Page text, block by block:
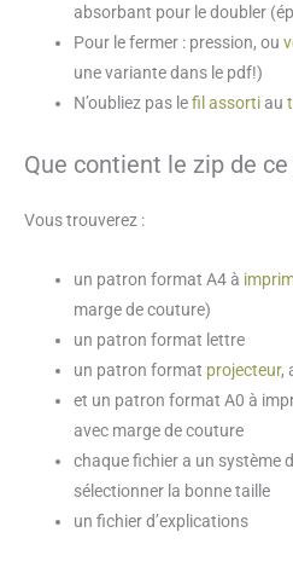
absorbant pour le doubler
Pour le fermer : pression, ou
une variante dans le pdf!)
N’oubliez pas lefil assortiau
Que contient le zip de
Vous trouverez :
un patron format A4 à
marge de couture)
un patron format lettre
un patron format projecteur,
et un patron format A0 à
avec marge de couture
chaque fichier a un système
sélectionner la bonne taille
un fichier d’explications